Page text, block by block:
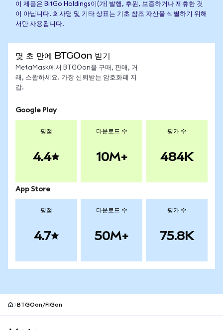
이 제품은 BitGo Holdings이(가) 발행, 후원, 보증하거나 제휴한 것
이 아닙니다. 회사명 및 기타 상표는 기초 참조 자산을 식별하기 위해
서만 사용됩니다.
몇 초 만에 BTGOon 받기
MetaMask에서 BTGOon을 구매, 판매, 거
래, 스왑하세요. 가장 신뢰받는 암호화폐 지
갑.
Google Play
평점
4.4
다운로드 수
10M+
평가 수
484K
App Store
평점
4.7
다운로드 수
50M+
평가 수
75.8K
BTGOon/FIGon